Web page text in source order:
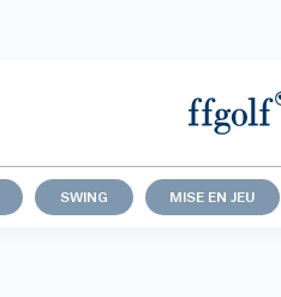
SWING MISE EN JEU